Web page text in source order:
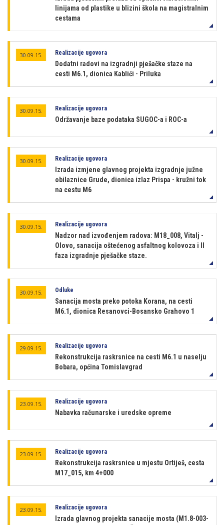
linijama od plastike u blizini škola na magistralnim
cestama
30.09.15. Realizacije ugovora
Dodatni radovi na izgradnji pješačke staze na
cesti M6.1, dionica Kablići - Priluka
30.09.15. Realizacije ugovora
Održavanje baze podataka SUGOC-a i ROC-a
30.09.15. Realizacije ugovora
Izrada izmjene glavnog projekta izgradnje južne
obilaznice Grude, dionica izlaz Prispa - kružni tok
na cestu M6
30.09.15. Realizacije ugovora
Nadzor nad izvođenjem radova: M18_008, Vitalj -
Olovo, sanacija oštećenog asfaltnog kolovoza i II
faza izgradnje pješačke staze.
30.09.15. Odluke
Sanacija mosta preko potoka Korana, na cesti
M6.1, dionica Resanovci-Bosansko Grahovo 1
29.09.15. Realizacije ugovora
Rekonstrukcija raskrsnice na cesti M6.1 u naselju
Bobara, općina Tomislavgrad
23.09.15. Realizacije ugovora
Nabavka računarske i uredske opreme
23.09.15. Realizacije ugovora
Rekonstrukcija raskrsnice u mjestu Ortiješ, cesta
M17_015, km 4+000
23.09.15. Realizacije ugovora
Izrada glavnog projekta sanacije mosta (M1.8-003-